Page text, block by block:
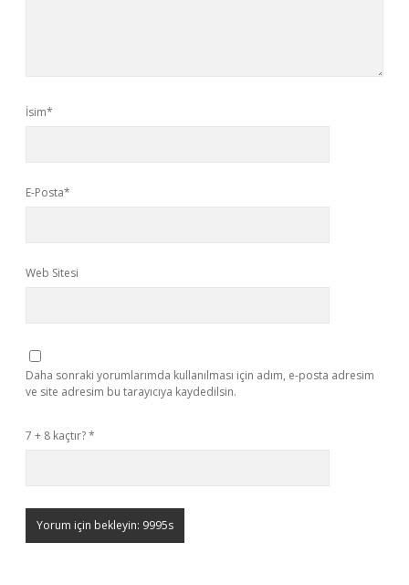
İsim*
E-Posta*
Web Sitesi
Daha sonraki yorumlarımda kullanılması için adım, e-posta adresim
ve site adresim bu tarayıcıya kaydedilsin.
7 + 8 kaçtır?*